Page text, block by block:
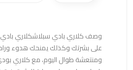
وصف كلاري بادي سبلاشكلاري بادي
على بشرتك وكذلك يمنحك هدوء